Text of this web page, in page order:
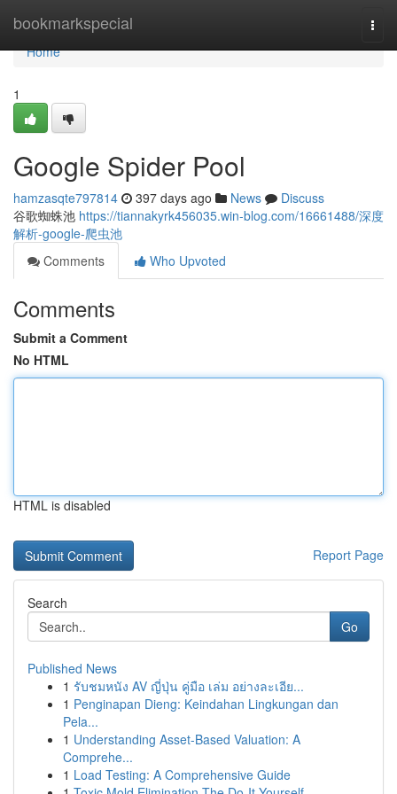
bookmarkspecial
Home
Home
1
Google Spider Pool
hamzasqte797814 397 days ago News
Discuss
谷歌蜘蛛池 https://tiannakyrk456035.win-blog.com/16661488/深度
解析-google-爬虫池
Comments
Who Upvoted
Comments
Submit a Comment
No HTML
HTML is disabled
Report Page
Search
Go
Published News
1 รับชมหนัง AV ญี่ปุ่น คู่มือ เล่ม อย่างละเอีย...
1 Penginapan Dieng: Keindahan Lingkungan dan
Pela...
1 Understanding Asset-Based Valuation: A
Comprehe...
1 Load Testing: A Comprehensive Guide